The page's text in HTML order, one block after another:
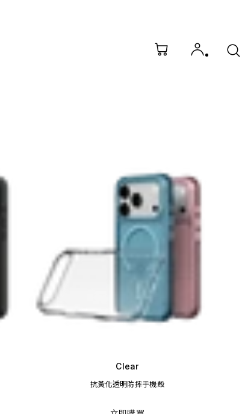
Clear
抗黃化透明防摔手機殼